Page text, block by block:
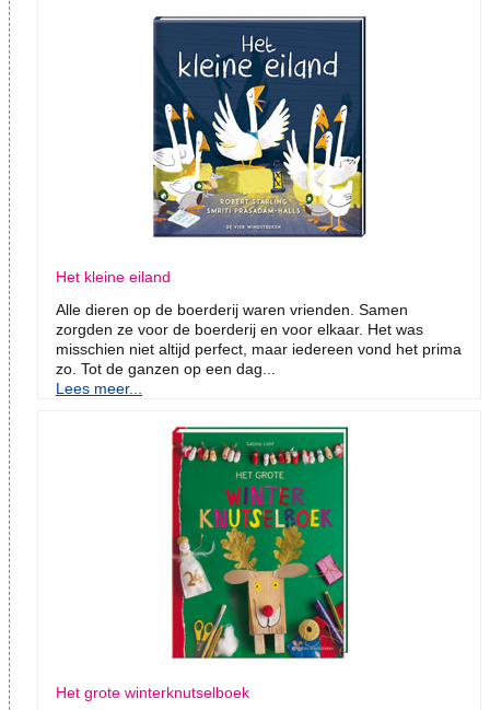
Het kleine eiland
Alle dieren op de boerderij waren vrienden. Samen
zorgden ze voor de boerderij en voor elkaar. Het was
misschien niet altijd perfect, maar iedereen vond het prima
zo. Tot de ganzen op een dag...
Lees meer...
Het grote winterknutselboek